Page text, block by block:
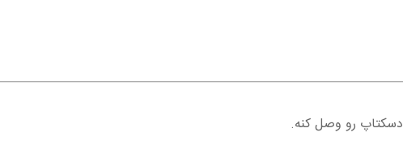
رو وصل کنه.